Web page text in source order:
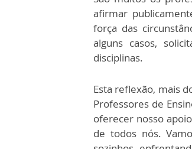
afirmar
força das
alguns casos,
disciplinas.
Esta reflexão, mais
Professores de
oferecer nosso
de todos nós.